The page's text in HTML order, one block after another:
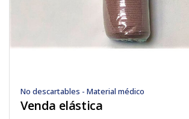
No descartables - Material médico
Venda elástica